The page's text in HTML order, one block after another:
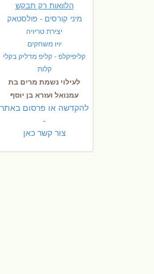
הלוואות רק תבקש
מיני קורסים - פולסטאק
יצירת טריויה
יויו משחקים
קליפיקלפ - קליפ מדליק בקלי
קלות
לעילוי נשמת מרים בת
עמנואל ועזרא בן יוסף
להקדשה או פרסום באתר
-
צור קשר כאן